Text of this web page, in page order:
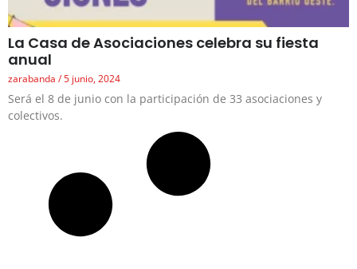
La Casa de Asociaciones celebra su fiesta
anual
zarabanda 5 junio, 2024
Será el 8 de junio con la participación de 33 asociaciones y
colectivos.